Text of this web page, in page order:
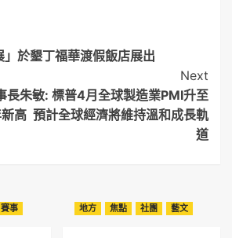
」於墾丁福華渡假飯店展出
Next
長朱敏: 標普4月全球製造業PMI升至
高 預計全球經濟將維持溫和成長軌
道
賽事 地方 焦點 社團 藝文